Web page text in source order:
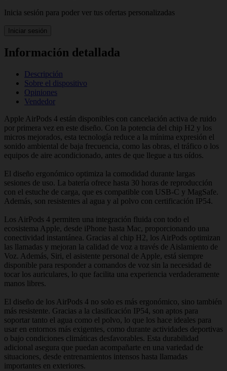
Inicia sesión para poder ver tus ofertas personalizadas
Iniciar sesión
Información detallada
Descripción
Sobre el dispositivo
Opiniones
Vendedor
Apple AirPods 4 están disponibles con cancelación activa de ruido
por primera vez en este diseño. Con la potencia del chip H2 y los
micros mejorados, esta tecnología reduce a la mínima expresión el
sonido ambiental de baja frecuencia, como las obras, el tráfico o los
equipos de aire acondicionado, antes de que llegue a tus oídos.
El diseño ergonómico optimiza la comodidad durante largas
sesiones de uso. La batería ofrece hasta 30 horas de reproducción
con el estuche de carga, que es compatible con USB-C y MagSafe.
Además, son resistentes al agua y al polvo con certificación IP54.
Los AirPods 4 permiten una integración fluida con todo el
ecosistema Apple, desde iPhone hasta Mac, proporcionando una
conectividad instantánea. Gracias al chip H2, los AirPods optimizan
las llamadas y mejoran la calidad de voz a través de Aislamiento de
Voz. Además, Siri, el asistente personal de Apple, está siempre
disponible para responder a comandos de voz sin la necesidad de
tocar los auriculares, lo que facilita una experiencia verdaderamente
manos libres.
El diseño de los AirPods 4 no solo es más ergonómico, sino también
más resistente. Gracias a la clasificación IP54, son aptos para
soportar tanto el agua como el polvo, lo que los hace ideales para
usar en entornos más exigentes, como durante actividades deportivas
o bajo condiciones climáticas desfavorables. Esta durabilidad
adicional asegura que puedan acompañarte en una variedad de
situaciones, desde entrenamientos intensos hasta llamadas
importantes en exteriores.